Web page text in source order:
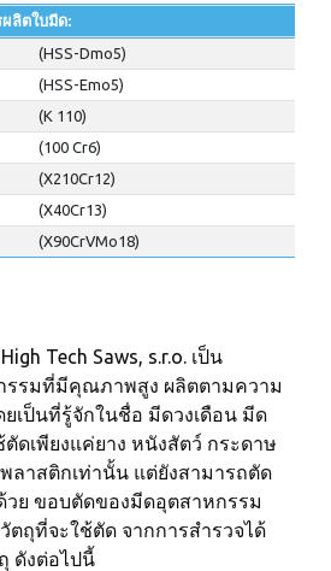
ผลิตใบมีด:
(HSS-Dmo5)
(HSS-Emo5)
(K 110)
(100 Cr6)
(X210Cr12)
(X40Cr13)
(X90CrVMo18)
Tech Saws, s.r.o. เป็น
รมที่มีคุณภาพสูง ผลิตตามความ
เป็นที่รู้จักในชื่อ มีดวงเดือน มีด
ดเพียงแค่ยาง หนังสัตว์ กระดาษ
ลาสติกเท่านั้น แต่ยังสามารถตัด
วย ขอบตัดของมีดอุตสาหกรรม
ตถุที่จะใช้ตัด จากการสำรวจได้
ดังต่อไปนี้